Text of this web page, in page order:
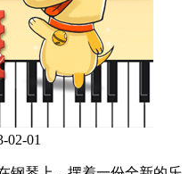
02-01